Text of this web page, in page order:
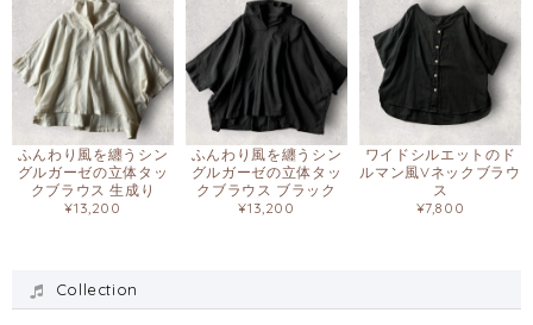
ふんわり風を纏うシン
グルガーゼの立体タッ
クブラウス 生成り
¥13,200
ふんわり風を纏うシン
グルガーゼの立体タッ
クブラウス ブラック
¥13,200
ワイドシルエットのド
ルマン風Vネックブラウ
ス
¥7,800
Collection